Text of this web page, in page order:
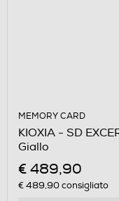
MEMORY CARD
KIOXIA - SD
Giallo
€ 489,90
€ 489,90consigliato